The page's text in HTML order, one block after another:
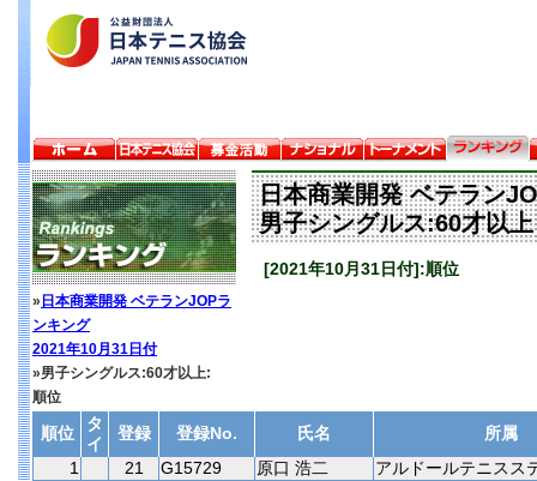
» 日本商業開発 ベテランJOPラ
ンキング
2021年10月31日付
»男子シングルス:60才以上:
順位
日本商業開発 ベテラン
男子シングルス:60才以上
[2021年10月31日付]:順位
順位
タ
イ
登録 登録No. 氏名
所属
1
21 G15729 原口 浩二
アルドールテニスス